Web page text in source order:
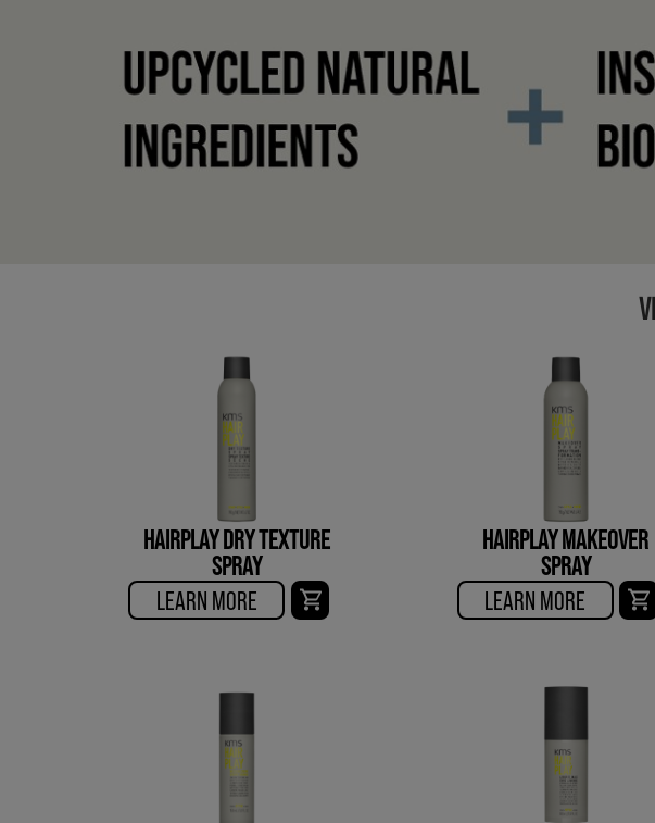
HAIRPLAY DRY TEXTURE
SPRAY
LEARN MORE
HAIRPLAY MAKEOVER
SPRAY
LEARN MORE